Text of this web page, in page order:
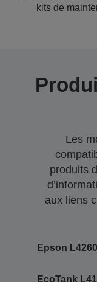
kits de
Les
produits
aux liens
Epson L4260
EcoTank